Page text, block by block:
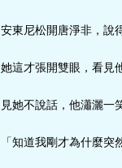
安東尼松開唐淨非，說
她這才張開雙眼，看見
見她不說話，他瀟灑一
「知道我剛才為什麼突